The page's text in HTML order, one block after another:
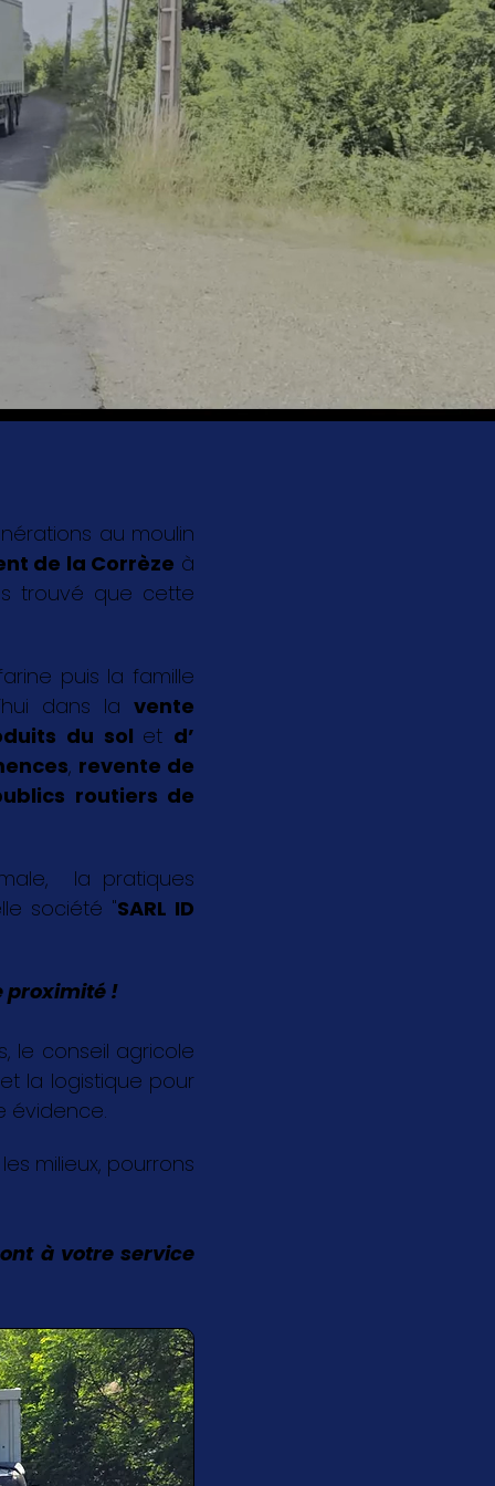
au moulin
de la Corrèze à
trouvé que cette
puis la famille
dans la vente
du sol et d’
, revente de
routiers de
la pratiques
société "SARL ID
proximité !
le conseil agricole
la logistique pour
évidence.
milieux, pourrons
à votre service